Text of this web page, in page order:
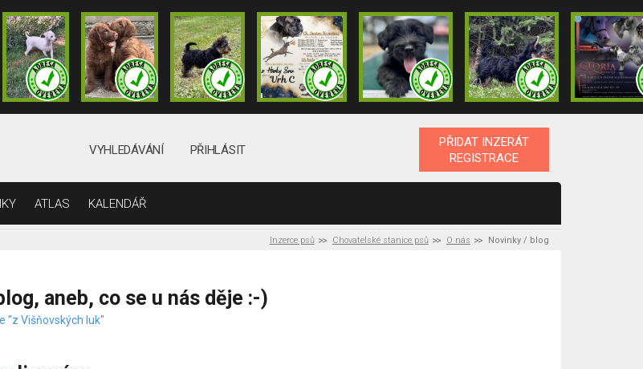
VYHLEDÁVÁNÍ PŘIHLÁSIT
PŘIDAT INZERÁT
REGISTRACE
ATLAS KALENDÁŘ
Inzerce psů Chovatelské stanice psů O nás Novinky / blog
aneb, co se u nás děje :-)
"z Višňovských luk"